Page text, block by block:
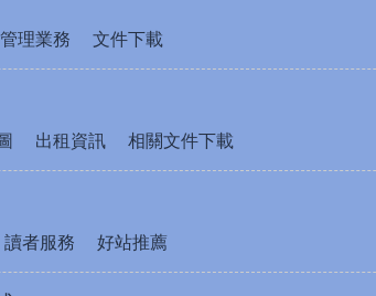
理業務 文件下載
出租資訊 相關文件下載
讀者服務 好站推薦